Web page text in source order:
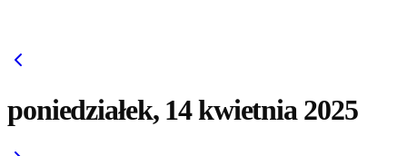
poniedziałek, 14 kwietnia 2025